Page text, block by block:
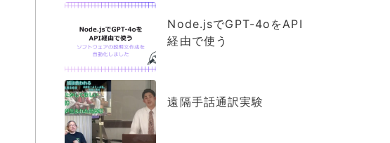
Node.jsでGPT-4oをAPI
経由で使う
遠隔手話通訳実験